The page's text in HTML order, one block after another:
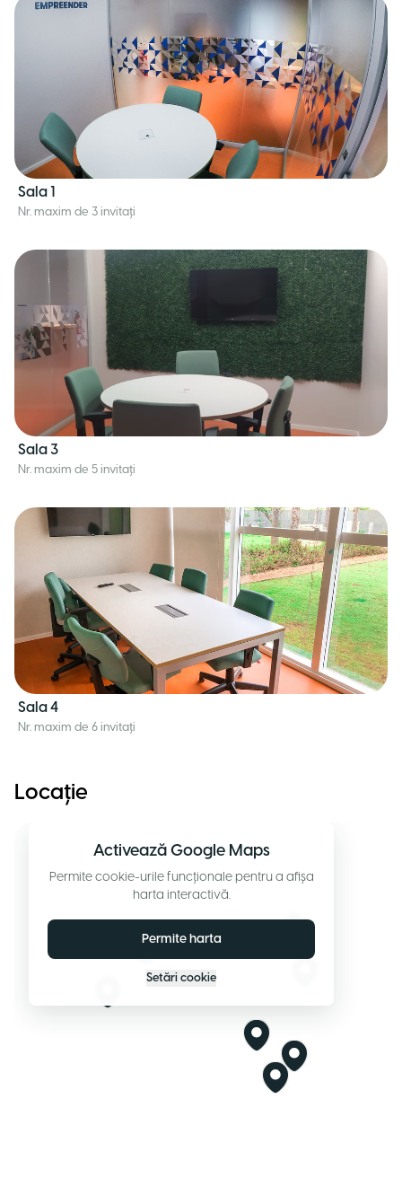
Sala 1
Nr. maxim de 3 invitați
Sala 3
Nr. maxim de 5 invitați
Sala 4
Nr. maxim de 6 invitați
Locație
Activează Google Maps
Permite cookie-urile funcționale pentru a afișa
harta interactivă.
Permite harta
Setări cookie